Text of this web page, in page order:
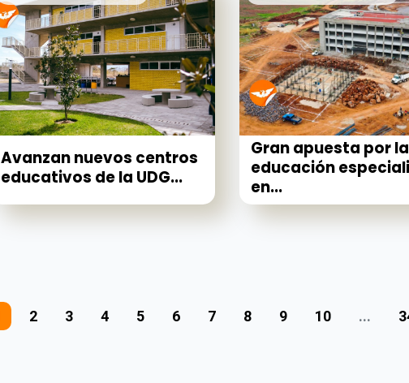
Avanzan nuevos centros
educativos de la UDG...
Gran apuesta por la
educación
en...
2 3 4 5 6 7 8 9 10 ...